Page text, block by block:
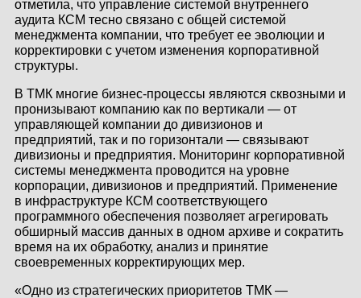
НОВОСТИ
ЛИЧНЫЙ КАБИНЕТ
ЛИЧНЫЙ КАБИНЕТ
КЛИЕНТА
отметила, что управление системой внутреннего
аудита КСМ тесно связано с общей системой
менеджмента компании, что требует ее эволюции и
корректировки с учетом изменения корпоративной
структуры.
В ТМК многие бизнес-процессы являются сквозными и
пронизывают компанию как по вертикали — от
управляющей компании до дивизионов и
предприятий, так и по горизонтали — связывают
дивизионы и предприятия. Мониторинг корпоративной
системы менеджмента проводится на уровне
корпорации, дивизионов и предприятий. Применение
в инфраструктуре КСМ соответствующего
программного обеспечения позволяет агрегировать
обширный массив данных в одном архиве и сократить
время на их обработку, анализ и принятие
своевременных корректирующих мер.
«Одно из стратегических приоритетов ТМК —